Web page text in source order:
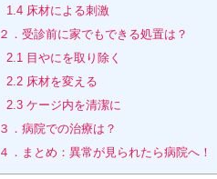
1.4床材による刺激
２．受診前に家でもできる処置は？
2.1目やにを取り除く
2.2床材を変える
2.3ケージ内を清潔に
３．病院での治療は？
４．まとめ：異常が見られたら病院へ！